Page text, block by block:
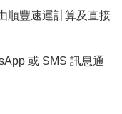
順豐速運計算及直接
或 SMS 訊息通